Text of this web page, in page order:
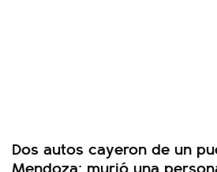
Dos autos cayeron de un
Mendoza: murió una